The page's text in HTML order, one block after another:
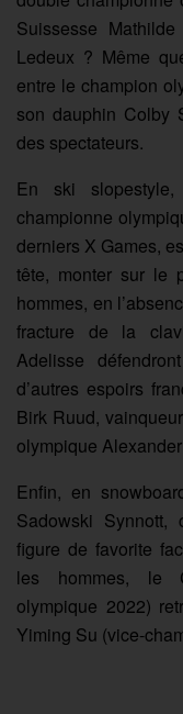
Suissesse
Ledeux ? Même
entre le champion
son dauphin Colby
des spectateurs.
En ski
championne
derniers X Games,
tête, monter sur le
hommes, en
fracture de la
Adelisse
d’autres espoirs
Birk Ruud,
olympique
Enfin, en
Sadowski Synnott,
figure de favorite
les hommes, le
olympique 2022)
Yiming Su (vice-